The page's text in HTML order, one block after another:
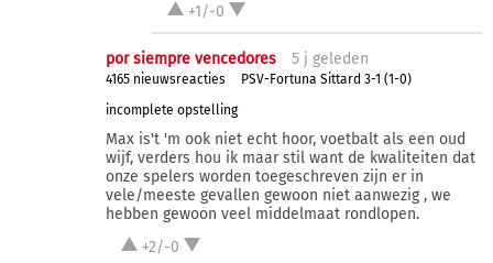
+1/-0
por siempre vencedores 5 j geleden
4165 nieuwsreacties
PSV-Fortuna Sittard 3-1 (1-0)
incomplete opstelling
Max is't 'm ook niet echt hoor, voetbalt als een oud
wijf, verders hou ik maar stil want de kwaliteiten dat
onze spelers worden toegeschreven zijn er in
vele/meeste gevallen gewoon niet aanwezig , we
hebben gewoon veel middelmaat rondlopen.
+2/-0